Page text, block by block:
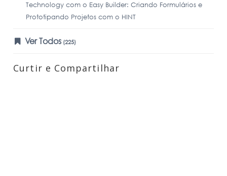
Technology com o Easy Builder: Criando Formulários e
Prototipando Projetos com o HINT
Ver Todos (225)
Curtir e Compartilhar